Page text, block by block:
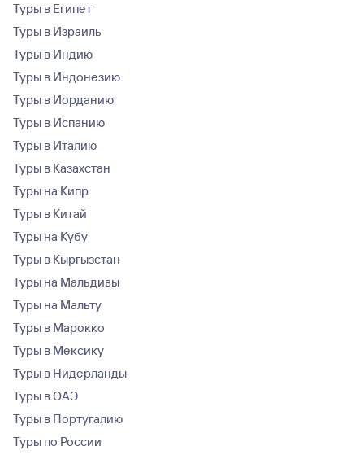
Туры в Египет
Туры в Израиль
Туры в Индию
Туры в Индонезию
Туры в Иорданию
Туры в Испанию
Туры в Италию
Туры в Казахстан
Туры на Кипр
Туры в Китай
Туры на Кубу
Туры в Кыргызстан
Туры на Мальдивы
Туры на Мальту
Туры в Марокко
Туры в Мексику
Туры в Нидерланды
Туры в ОАЭ
Туры в Португалию
Туры по России